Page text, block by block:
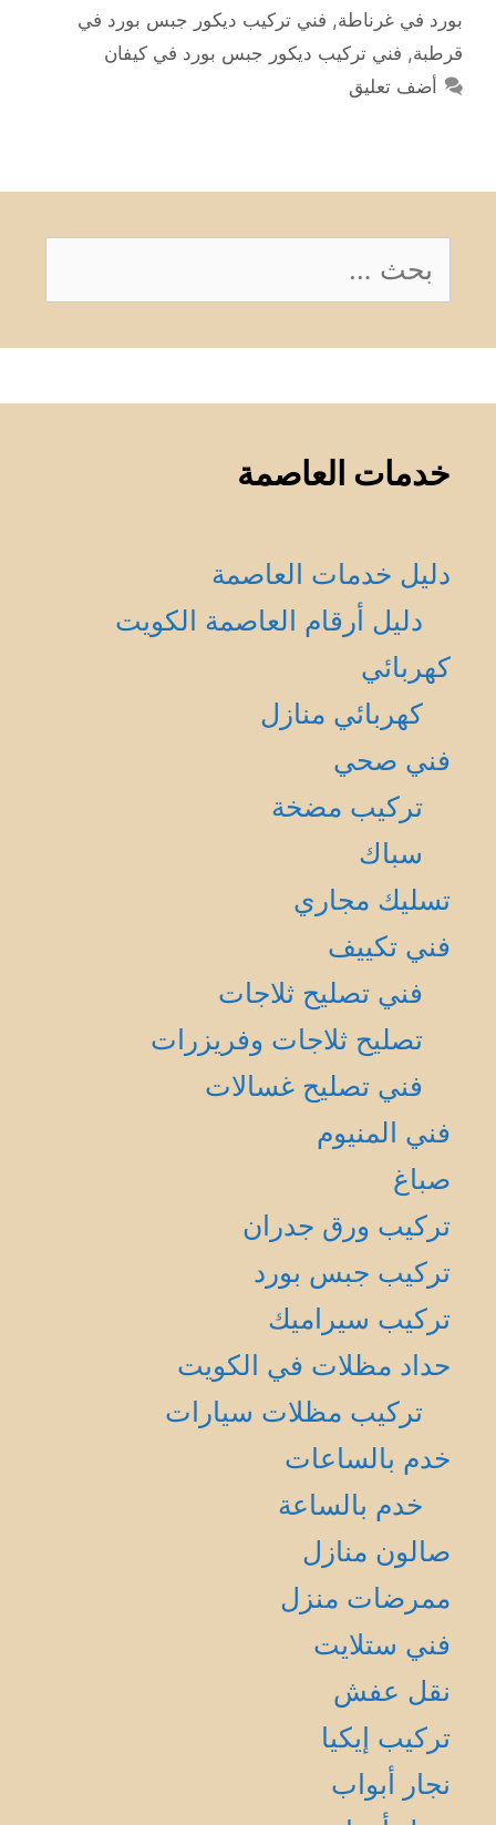
بورد في غرناطة, فني تركيب ديكور جبس بورد في
قرطبة, فني تركيب ديكور جبس بورد في كيفان
أضف تعليق
البحث
عن:
خدمات العاصمة
دليل خدمات العاصمة
دليل أرقام العاصمة الكويت
كهربائي
كهربائي منازل
فني صحي
تركيب مضخة
سباك
تسليك مجاري
فني تكييف
فني تصليح ثلاجات
تصليح ثلاجات وفريزرات
فني تصليح غسالات
فني المنيوم
صباغ
تركيب ورق جدران
تركيب جبس بورد
تركيب سيراميك
حداد مظلات في الكويت
تركيب مظلات سيارات
خدم بالساعات
خدم بالساعة
صالون منازل
ممرضات منزل
فني ستلايت
نقل عفش
تركيب إيكيا
نجار أبواب